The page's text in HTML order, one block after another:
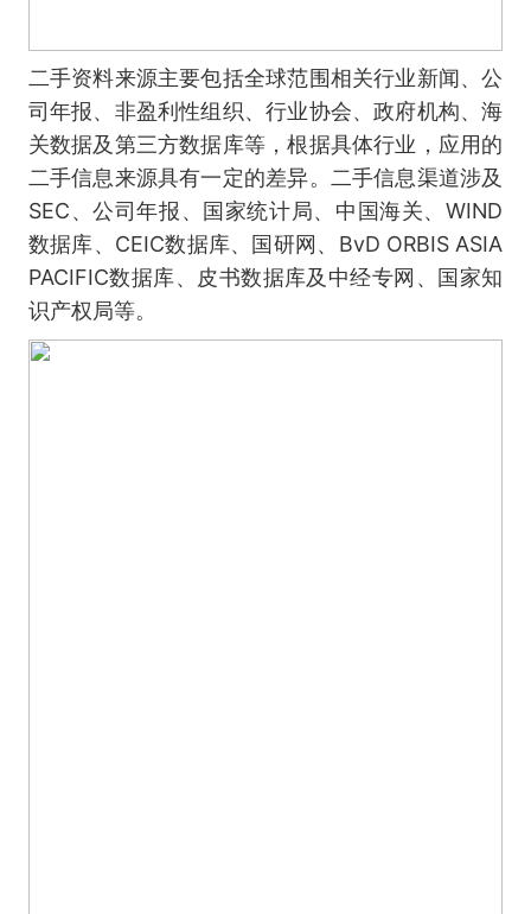
二手资料来源主要包括全球范围相关行业新闻、公
司年报、非盈利性组织、行业协会、政府机构、海
关数据及第三方数据库等，根据具体行业，应用的
二手信息来源具有一定的差异。二手信息渠道涉及
SEC、公司年报、国家统计局、中国海关、WIND
数据库、CEIC数据库、国研网、BvD ORBIS ASIA
PACIFIC数据库、皮书数据库及中经专网、国家知
识产权局等。